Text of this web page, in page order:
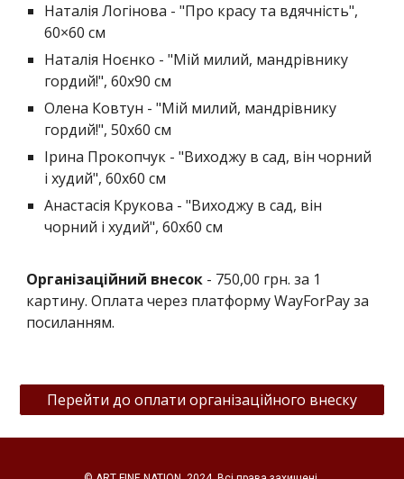
Наталія Логінова - "Про красу та вдячність",
60×60 см
Наталія Ноєнко - "Мій милий, мандрівнику
гордий!", 60х90 см
Олена Ковтун - "Мій милий, мандрівнику
гордий!", 50х60 см
Ірина Прокопчук - "Виходжу в сад, він чорний
і худий", 60х60 см
Анастасія Крукова - "Виходжу в сад, він
чорний і худий", 60х60 см
Організаційний внесок - 750,00 грн. за 1
картину. Оплата через платформу WayForPay за
посиланням.
Перейти до оплати організаційного внеску